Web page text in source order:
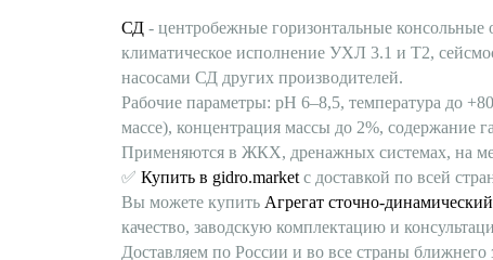
СД - центробежные горизонтальные консольные
климатическое исполнение УХЛ 3.1 и Т2,
насосами СД других производителей.
Рабочие параметры: pH 6–8,5, температура до
массе), концентрация массы до 2%, содержание
Применяются в ЖКХ, дренажных системах, на
✅ Купить в gidro.marketс доставкой по всей
Вы можете купить Агрегат сточно-
качество, заводскую комплектацию и
Доставляем по России и во все страны